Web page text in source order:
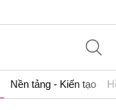
Nền tảng - Kiến tạo